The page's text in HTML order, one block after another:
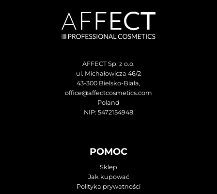
AFFECT Sp. z o.o.
ul. Michałowicza 46/2
43-300 Bielsko-Biała,
office@affectcosmetics.com
Poland
NIP: 5472154948
POMOC
Sklep
Jak kupować
Polityka prywatności